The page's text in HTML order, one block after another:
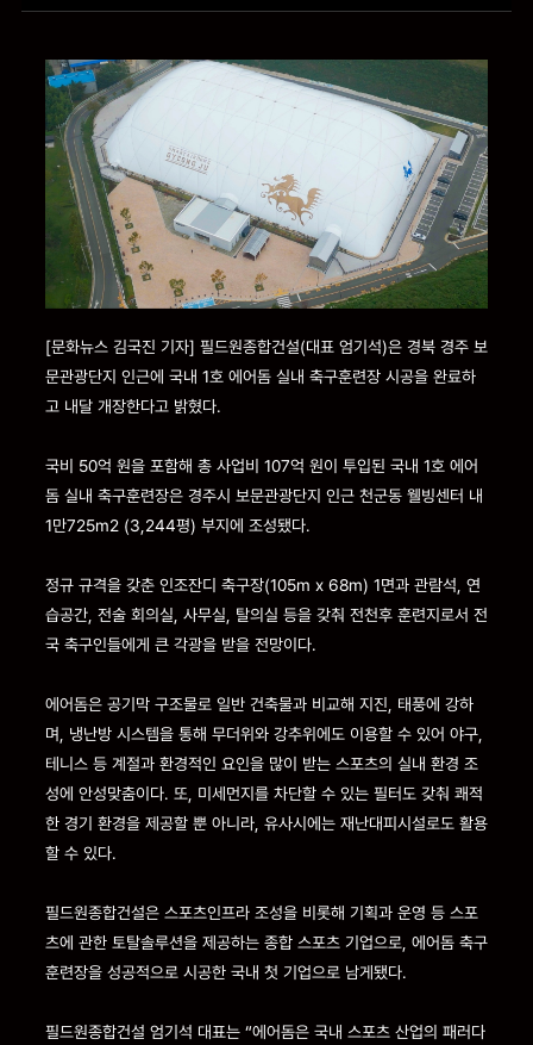
[문화뉴스 김국진 기자] 필드원종합건설(대표 엄기석)은 경북 경주 보
문관광단지 인근에 국내 1호 에어돔 실내 축구훈련장 시공을 완료하
고 내달 개장한다고 밝혔다.
국비 50억 원을 포함해 총 사업비 107억 원이 투입된 국내 1호 에어
돔 실내 축구훈련장은 경주시 보문관광단지 인근 천군동 웰빙센터 내
1만725m2 (3,244평) 부지에 조성됐다.
정규 규격을 갖춘 인조잔디 축구장(105m x 68m) 1면과 관람석, 연
습공간, 전술 회의실, 사무실, 탈의실 등을 갖춰 전천후 훈련지로서 전
국 축구인들에게 큰 각광을 받을 전망이다.
에어돔은 공기막 구조물로 일반 건축물과 비교해 지진, 태풍에 강하
며, 냉난방 시스템을 통해 무더위와 강추위에도 이용할 수 있어 야구,
테니스 등 계절과 환경적인 요인을 많이 받는 스포츠의 실내 환경 조
성에 안성맞춤이다. 또, 미세먼지를 차단할 수 있는 필터도 갖춰 쾌적
한 경기 환경을 제공할 뿐 아니라, 유사시에는 재난대피시설로도 활용
할 수 있다.
필드원종합건설은 스포츠인프라 조성을 비롯해 기획과 운영 등 스포
츠에 관한 토탈솔루션을 제공하는 종합 스포츠 기업으로, 에어돔 축구
훈련장을 성공적으로 시공한 국내 첫 기업으로 남게됐다.
필드원종합건설 엄기석 대표는 “에어돔은 국내 스포츠 산업의 패러다